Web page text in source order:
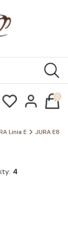
Linia E JURA E8
4